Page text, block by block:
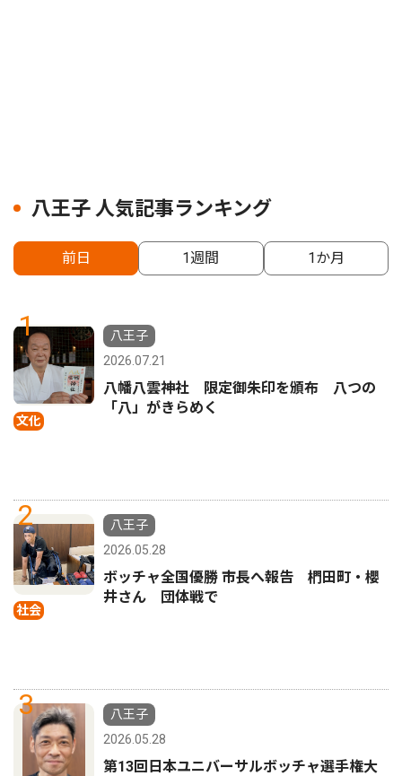
八王子 人気記事ランキング
前日 1週間 1か月
1
文化
八王子
2026.07.21
八幡八雲神社 限定御朱印を頒布 八つの
「八」がきらめく
2
社会
八王子
2026.05.28
ボッチャ全国優勝 市長へ報告 椚田町・櫻
井さん 団体戦で
3
八王子
2026.05.28
第13回日本ユニバーサルボッチャ選手権大